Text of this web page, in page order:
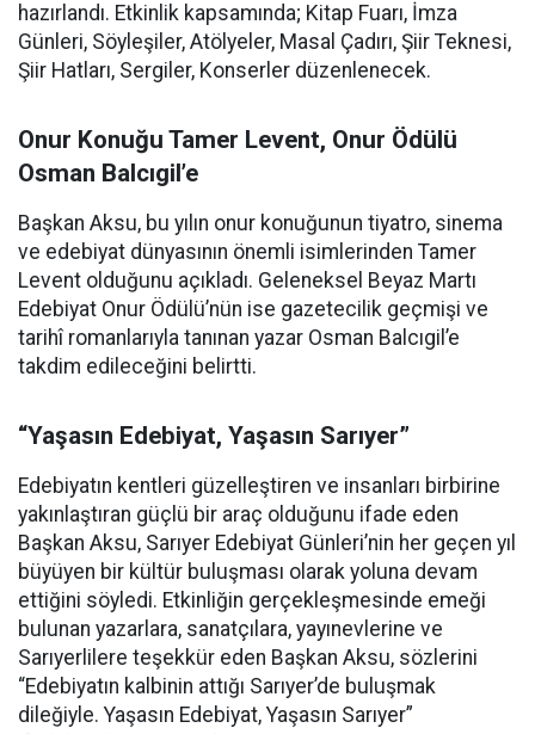
hazırlandı. Etkinlik kapsamında; Kitap Fuarı, İmza
Günleri, Söyleşiler, Atölyeler, Masal Çadırı, Şiir Teknesi,
Şiir Hatları, Sergiler, Konserler düzenlenecek.
Onur Konuğu Tamer Levent, Onur Ödülü
Osman Balcıgil’e
Başkan Aksu, bu yılın onur konuğunun tiyatro, sinema
ve edebiyat dünyasının önemli isimlerinden Tamer
Levent olduğunu açıkladı. Geleneksel Beyaz Martı
Edebiyat Onur Ödülü’nün ise gazetecilik geçmişi ve
tarihî romanlarıyla tanınan yazar Osman Balcıgil’e
takdim edileceğini belirtti.
“Yaşasın Edebiyat, Yaşasın Sarıyer”
Edebiyatın kentleri güzelleştiren ve insanları birbirine
yakınlaştıran güçlü bir araç olduğunu ifade eden
Başkan Aksu, Sarıyer Edebiyat Günleri’nin her geçen yıl
büyüyen bir kültür buluşması olarak yoluna devam
ettiğini söyledi. Etkinliğin gerçekleşmesinde emeği
bulunan yazarlara, sanatçılara, yayınevlerine ve
Sarıyerlilere teşekkür eden Başkan Aksu, sözlerini
“Edebiyatın kalbinin attığı Sarıyer’de buluşmak
dileğiyle. Yaşasın Edebiyat, Yaşasın Sarıyer”